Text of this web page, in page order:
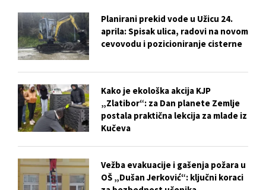
Planirani prekid vode u Užicu 24.
aprila: Spisak ulica, radovi na novom
cevovodu i pozicioniranje cisterne
Kako je ekološka akcija KJP
„Zlatibor“: za Dan planete Zemlje
postala praktična lekcija za mlade iz
Kučeva
Vežba evakuacije i gašenja požara u
OŠ „Dušan Jerković“: ključni koraci